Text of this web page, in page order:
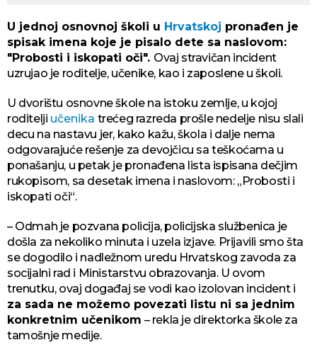
U jednoj osnovnoj školi u Hrvatskoj pronađen je
spisak imena koje je pisalo dete sa naslovom:
"Probosti i iskopati oči". Ovaj stravičan incident
uzrujao je roditelje, učenike, kao i zaposlene u školi.
U dvorištu osnovne škole na istoku zemlje, u kojoj
roditelji učenika trećeg razreda prošle nedelje nisu slali
decu na nastavu jer, kako kažu, škola i dalje nema
odgovarajuće rešenje za devojčicu sa teškoćama u
ponašanju, u petak je pronađena lista ispisana dečjim
rukopisom, sa desetak imena i naslovom: „Probosti i
iskopati oči“.
– Odmah je pozvana policija, policijska službenica je
došla za nekoliko minuta i uzela izjave. Prijavili smo šta
se dogodilo i nadležnom uredu Hrvatskog zavoda za
socijalni rad i Ministarstvu obrazovanja. U ovom
trenutku, ovaj događaj se vodi kao izolovan incident i
za sada ne možemo povezati listu ni sa jednim
konkretnim učenikom – rekla je direktorka škole za
tamošnje medije.